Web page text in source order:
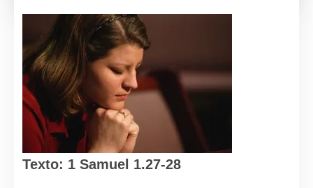
Texto: 1 Samuel 1.27-28